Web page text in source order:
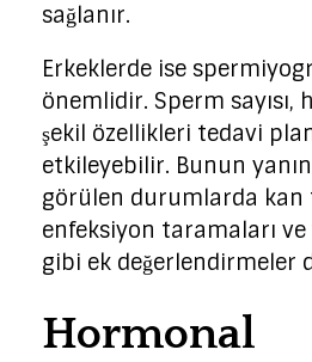
sağlanır.
Erkeklerde ise
önemlidir. Sperm sayısı,
şekil özellikleri tedavi
etkileyebilir. Bunun
görülen durumlarda kan
enfeksiyon taramaları
gibi ek değerlendirmeler
Hormonal